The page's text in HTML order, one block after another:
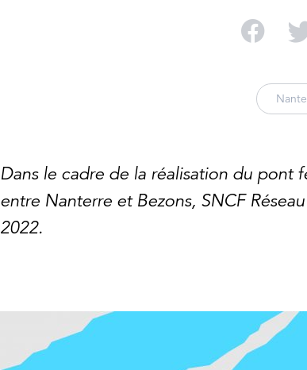
Dans le cadre de la réalisation du pont
entre Nanterre et Bezons, SNCF
2022.